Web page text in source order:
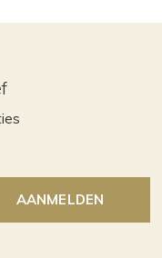
AANMELDEN